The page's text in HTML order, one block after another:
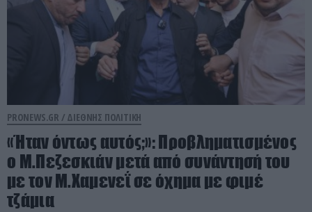
PRONEWS.GR / ΔΙΕΘΝΗΣ ΠΟΛΙΤΙΚΗ
«Ήταν όντως αυτός;»: Προβληματισμένος
ο Μ.Πεζεσκιάν μετά από συνάντησή του
με τον Μ.Χαμενεΐ σε όχημα με φιμέ
τζάμια